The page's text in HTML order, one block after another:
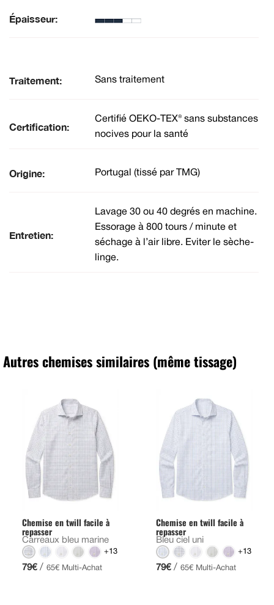
Épaisseur:
Traitement: Sans traitement
Certification:
Certifié OEKO-TEX® sans substances
nocives pour la santé
Origine: Portugal (tissé par TMG)
Entretien:
Lavage 30 ou 40 degrés en machine.
Essorage à 800 tours / minute et
séchage à l’air libre. Eviter le sèche-
linge.
Autres chemises similaires (même tissage)
Chemise en twill facile à
repasser
Carreaux bleu marine
+13
79€ / 65€ Multi-Achat
Chemise en twill facile à
repasser
Bleu ciel uni
+13
79€ / 65€ Multi-Achat